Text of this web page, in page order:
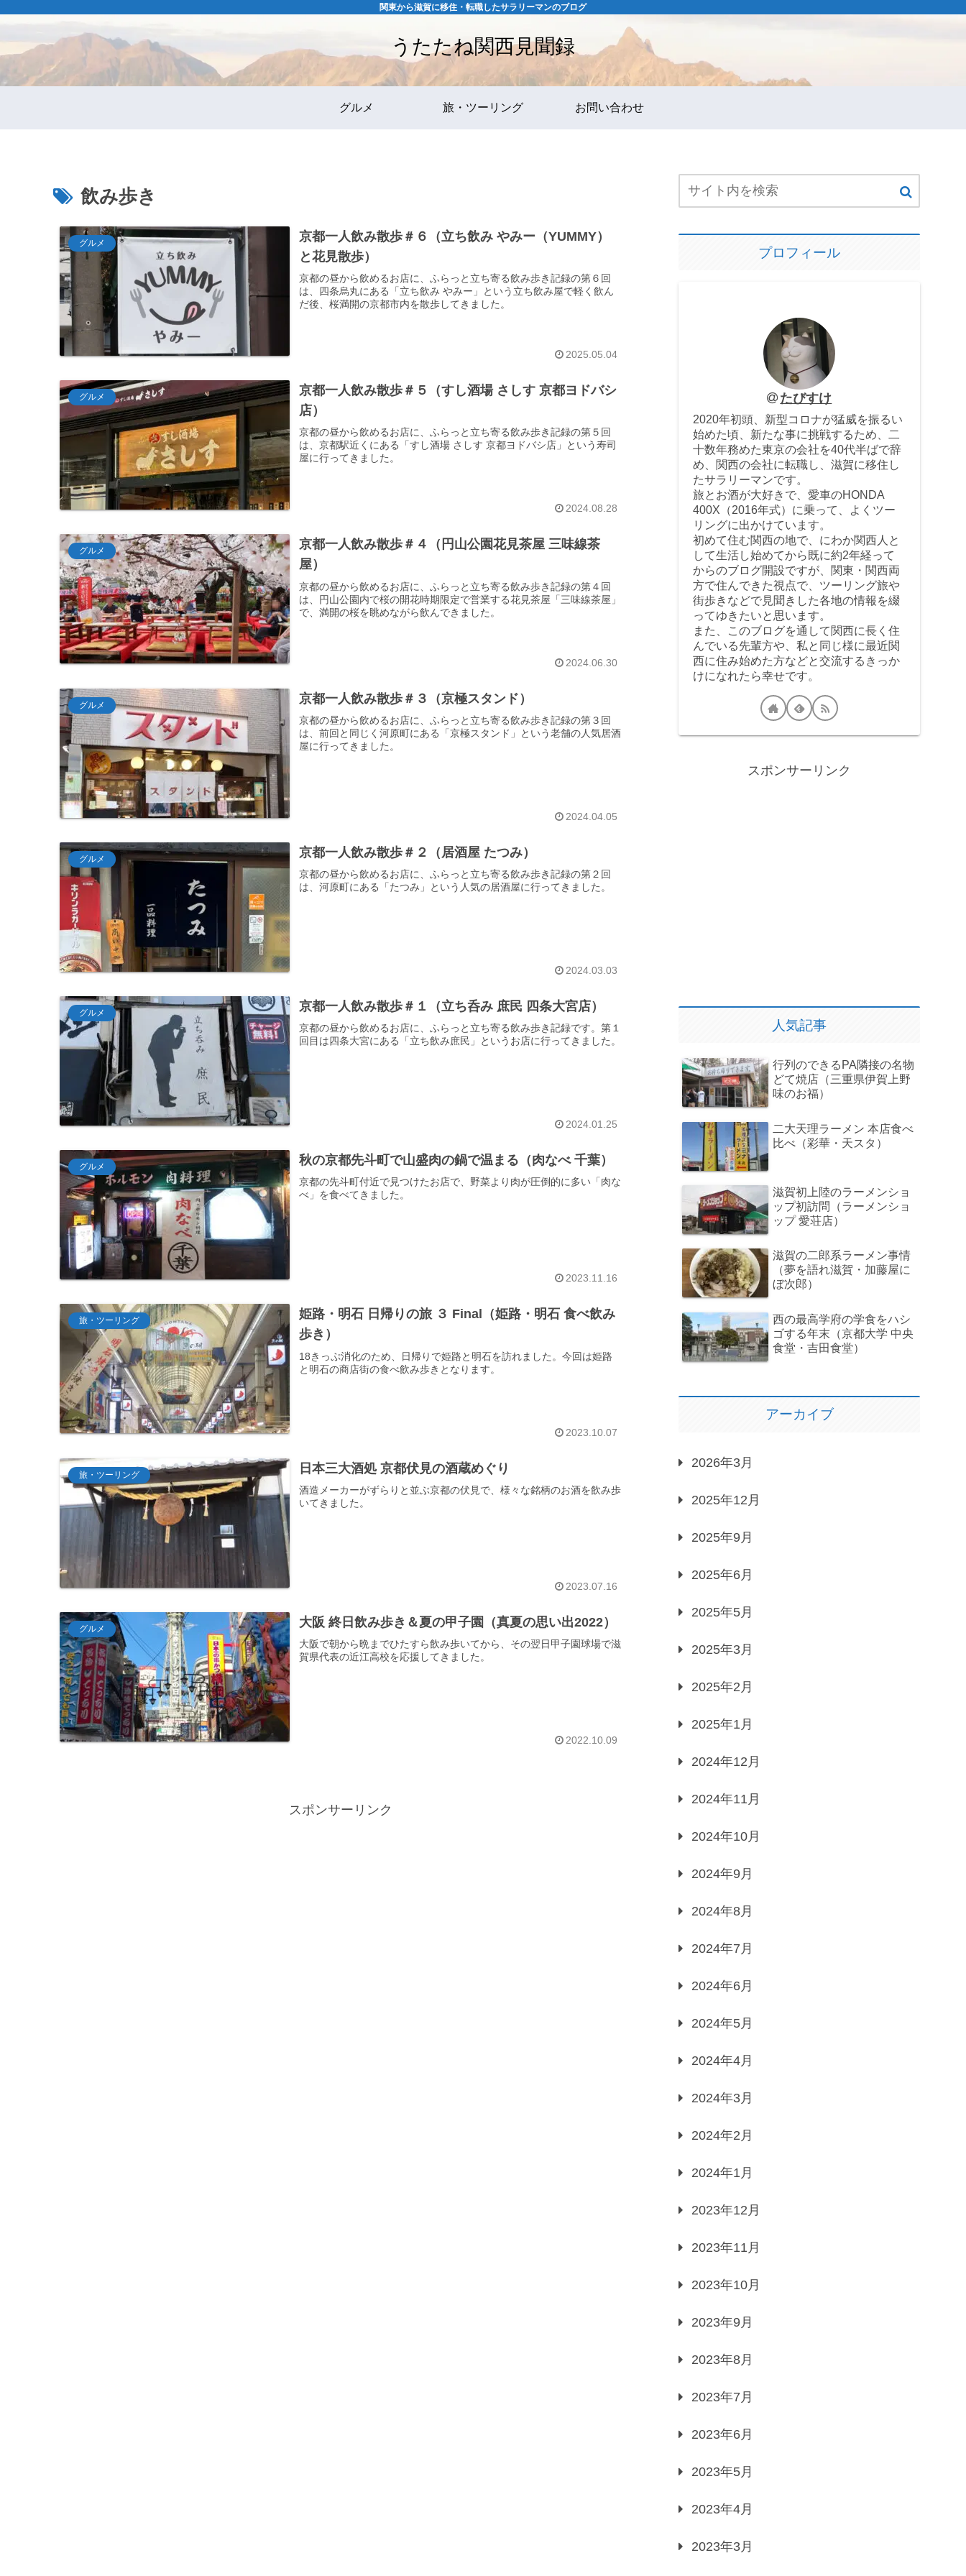
関東から滋賀に移住・転職したサラリーマンのブログ
うたたね関西見聞録
グルメ 旅・ツーリング お問い合わせ
飲み歩き
グルメ
京都一人飲み散歩＃６（立ち飲み やみー（YUMMY）
と花見散歩）
京都の昼から飲めるお店に、ふらっと立ち寄る飲み歩き記録の第６回
は、四条烏丸にある「立ち飲み やみー」という立ち飲み屋で軽く飲ん
だ後、桜満開の京都市内を散歩してきました。
2025.05.04
グルメ
京都一人飲み散歩＃５（すし酒場 さしす 京都ヨドバシ
店）
京都の昼から飲めるお店に、ふらっと立ち寄る飲み歩き記録の第５回
は、京都駅近くにある「すし酒場 さしす 京都ヨドバシ店」という寿司
屋に行ってきました。
2024.08.28
グルメ
京都一人飲み散歩＃４（円山公園花見茶屋 三味線茶
屋）
京都の昼から飲めるお店に、ふらっと立ち寄る飲み歩き記録の第４回
は、円山公園内で桜の開花時期限定で営業する花見茶屋「三味線茶屋」
で、満開の桜を眺めながら飲んできました。
2024.06.30
グルメ 京都一人飲み散歩＃３（京極スタンド）
京都の昼から飲めるお店に、ふらっと立ち寄る飲み歩き記録の第３回
は、前回と同じく河原町にある「京極スタンド」という老舗の人気居酒
屋に行ってきました。
2024.04.05
グルメ 京都一人飲み散歩＃２（居酒屋 たつみ）
京都の昼から飲めるお店に、ふらっと立ち寄る飲み歩き記録の第２回
は、河原町にある「たつみ」という人気の居酒屋に行ってきました。
2024.03.03
グルメ 京都一人飲み散歩＃１（立ち呑み 庶民 四条大宮店）
京都の昼から飲めるお店に、ふらっと立ち寄る飲み歩き記録です。第１
回目は四条大宮にある「立ち飲み庶民」というお店に行ってきました。
2024.01.25
グルメ 秋の京都先斗町で山盛肉の鍋で温まる（肉なべ 千葉）
京都の先斗町付近で見つけたお店で、野菜より肉が圧倒的に多い「肉な
べ」を食べてきました。
2023.11.16
旅・ツーリング
姫路・明石 日帰りの旅 ３ Final（姫路・明石 食べ飲み
歩き）
18きっぷ消化のため、日帰りで姫路と明石を訪れました。今回は姫路
と明石の商店街の食べ飲み歩きとなります。
2023.10.07
旅・ツーリング 日本三大酒処 京都伏見の酒蔵めぐり
酒造メーカーがずらりと並ぶ京都の伏見で、様々な銘柄のお酒を飲み歩
いてきました。
2023.07.16
グルメ 大阪 終日飲み歩き＆夏の甲子園（真夏の思い出2022）
大阪で朝から晩までひたすら飲み歩いてから、その翌日甲子園球場で滋
賀県代表の近江高校を応援してきました。
2022.10.09
スポンサーリンク
プロフィール
たびすけ
2020年初頭、新型コロナが猛威を振るい
始めた頃、新たな事に挑戦するため、二
十数年務めた東京の会社を40代半ばで辞
め、関西の会社に転職し、滋賀に移住し
たサラリーマンです。
旅とお酒が大好きで、愛車のHONDA
400X（2016年式）に乗って、よくツー
リングに出かけています。
初めて住む関西の地で、にわか関西人と
して生活し始めてから既に約2年経って
からのブログ開設ですが、関東・関西両
方で住んできた視点で、ツーリング旅や
街歩きなどで見聞きした各地の情報を綴
ってゆきたいと思います。
また、このブログを通して関西に長く住
んでいる先輩方や、私と同じ様に最近関
西に住み始めた方などと交流するきっか
けになれたら幸せです。
スポンサーリンク
人気記事
行列のできるPA隣接の名物
どて焼店（三重県伊賀上野
味のお福）
二大天理ラーメン 本店食べ
比べ（彩華・天スタ）
滋賀初上陸のラーメンショ
ップ初訪問（ラーメンショ
ップ 愛荘店）
滋賀の二郎系ラーメン事情
（夢を語れ滋賀・加藤屋に
ぼ次郎）
西の最高学府の学食をハシ
ゴする年末（京都大学 中央
食堂・吉田食堂）
アーカイブ
2026年3月
2025年12月
2025年9月
2025年6月
2025年5月
2025年3月
2025年2月
2025年1月
2024年12月
2024年11月
2024年10月
2024年9月
2024年8月
2024年7月
2024年6月
2024年5月
2024年4月
2024年3月
2024年2月
2024年1月
2023年12月
2023年11月
2023年10月
2023年9月
2023年8月
2023年7月
2023年6月
2023年5月
2023年4月
2023年3月